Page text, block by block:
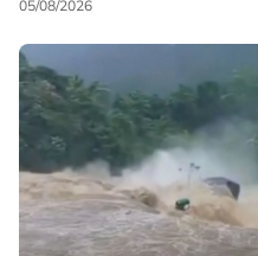
05/08/2026